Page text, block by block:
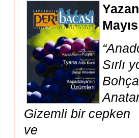
Sırlı
Gizemli bir cepken
ve